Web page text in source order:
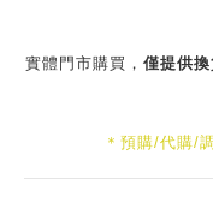
實體門市購買， 僅提供
＊預購/代購/